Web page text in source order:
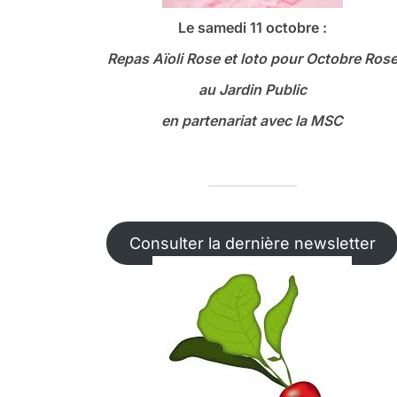
Le samedi 11 octobre :
Repas Aïoli Rose et loto pour Octobre Rose
au Jardin Public
en partenariat avec la MSC
Consulter la dernière newsletter